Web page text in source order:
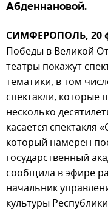
Абденнановой.
СИМФЕРОПОЛЬ, 20
Победы в Великой
театры покажут
тематики, в том
спектакли, которые
несколько
касается спектакля
который намерен
государственный
сообщила в эфире
начальник
культуры